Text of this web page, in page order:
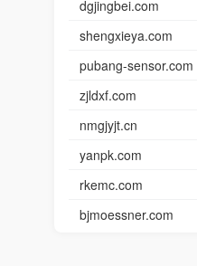
dgjingbei.com
shengxieya.com
pubang-sensor.com
zjldxf.com
nmgjyjt.cn
yanpk.com
rkemc.com
bjmoessner.com